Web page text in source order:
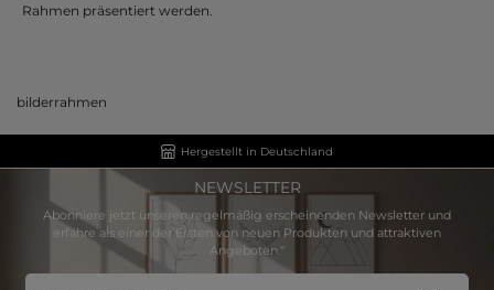
Rahmen präsentiert werden.
bilderrahmen
Hergestellt in Deutschland
NEWSLETTER
Abonniere jetzt unseren regelmäßig erscheinenden Newsletter und
erfahre als einer der Ersten von neuen Produkten und attraktiven
Angeboten.“